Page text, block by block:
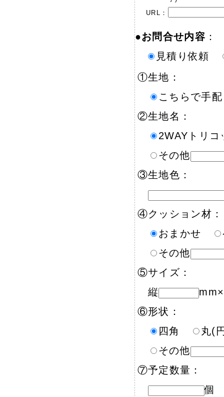
URL：
●お問合せ内容 ：
見積り依頼
①生地：
こちらで手
②生地名：
2WAYトリ
その他
③生地色：
④クッション材：
おまかせ
その他
⑤サイズ：
縦
⑥形状：
四角
丸(
その他
⑦予定数量：
個